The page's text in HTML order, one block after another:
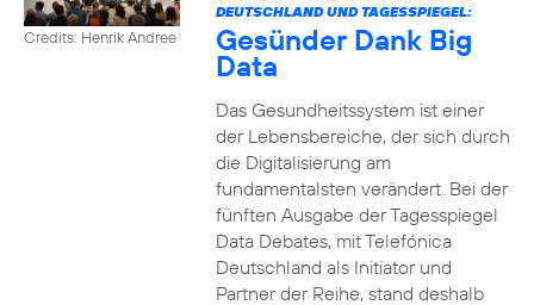
Credits: Henrik Andree
DEUTSCHLAND UND TAGESSPIEGEL:
Gesünder Dank Big
Data
Das Gesundheitssystem ist einer
der Lebensbereiche, der sich durch
die Digitalisierung am
fundamentalsten verändert. Bei der
fünften Ausgabe der Tagesspiegel
Data Debates, mit Telefónica
Deutschland als Initiator und
Partner der Reihe, stand deshalb